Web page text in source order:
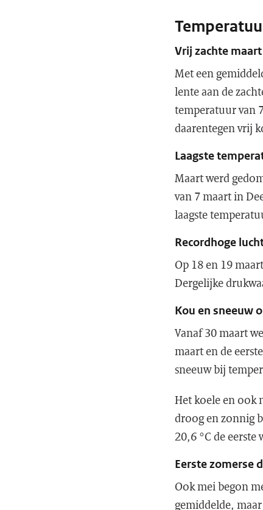
Vrij zachte
Met een
lente aan de
temperatuur van
daarentegen vrij
Laagste
Maart werd
van 7 maart in
laagste
Recordhoge
Op 18 en 19
Dergelijke
Kou en sneeuw
Vanaf 30 maart
maart en de
sneeuw bij
Het koele en ook
droog en zonnig
20,6 °C de eerste
Eerste zomerse
Ook mei begon
gemiddelde,